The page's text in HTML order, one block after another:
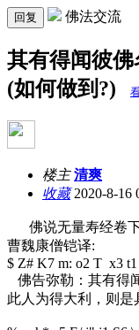
回复 佛法交流
其有得闻彼
(如何做到?)
楼主 清爽
收藏2020-8-16
佛说无量寿经卷
曹魏康僧铠译:
$ Z# K7 m: o2 T x3 t1
佛告弥勒：其有得
此人为得大利，则是